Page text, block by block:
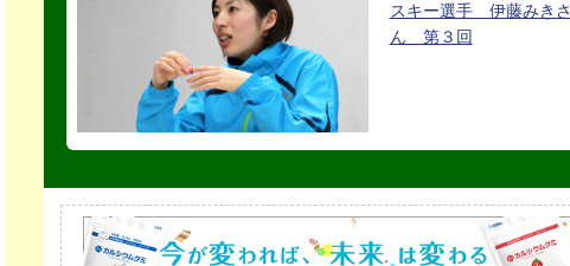
スキー選手 伊藤みきさ
ん 第３回